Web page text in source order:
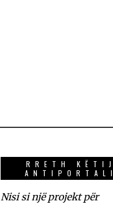
RRETH KËTIJ
ANTIPORTALI
Nisi si një projekt për